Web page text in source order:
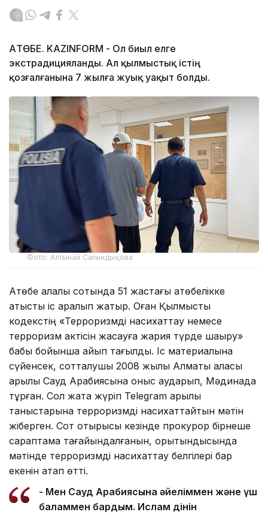
АҚТӨБЕ. KAZINFORM - Ол биыл елге
экстрадицияланды. Ал қылмыстық істің
қозғалғанына 7 жылға жуық уақыт болды.
Фото: Алтынай Сағындықова
Ақтөбе қалалық сотында 51 жастағы ақтөбелікке
қатысты іс қаралып жатыр. Оған Қылмыстық
кодекстің «Терроризмді насихаттау немесе
терроризм актісін жасауға жария түрде шақыру»
бабы бойынша айып тағылды. Іс материалына
сүйенсек, сотталушы 2008 жылы Алматы қаласы
арқылы Сауд Арабиясына қоныс аударып, Мәдинада
тұрған. Сол жақта жүріп Telegram арқылы
таныстарына терроризмді насихаттайтын мәтін
жіберген. Сот отырысы кезінде прокурор бірнеше
сараптама тағайындалғанын, қорытындысында
мәтінде терроризмді насихаттау белгілері бар
екенін атап өтті.
- Мен Сауд Арабиясына әйеліммен және үш
баламмен бардым. Ислам дінін